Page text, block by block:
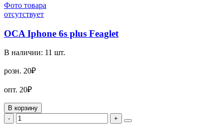
Фото товара
отсутствует
OCA Iphone 6s plus Feaglet
В наличии: 11 шт.
розн. 20₽
опт. 20₽
В корзину
-
+